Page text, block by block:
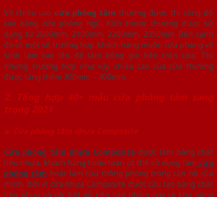
Về chiều cao cửa phòng tắm thường được thi công độ
cao bằng cửa phòng ngủ. Kích thước thường được sử
dụng từ 2000mm, 2100mm, 2200mm, 2350mm. Bên cạnh
đó có một số trường hợp khách hàng muốn cửa phòng vệ
sinh làm cao lên để làm bông gió bên trên cửa. Thì
những trường hợp như vậy chiều cao của cửa thường
được tăng thêm 300mm – 400mm.
2. Tổng hợp 40+ mẫu cửa phòng tắm sang
trọng 2021
a. Cửa phòng tắm nhựa Composite
Cửa phòng tắm nhựa Composite được làm bằng chất
liệu nhựa, khách hàng hoàn toàn có thể sử dụng làm cửa
phòng tắm hoặc làm cửa thông phòng trong căn hộ của
mình. Bởi vì cửa nhựa Composite được cấu tạo bằng chất
liệu nhựa và các bột gỗ nên sản phẩm này có khả năng